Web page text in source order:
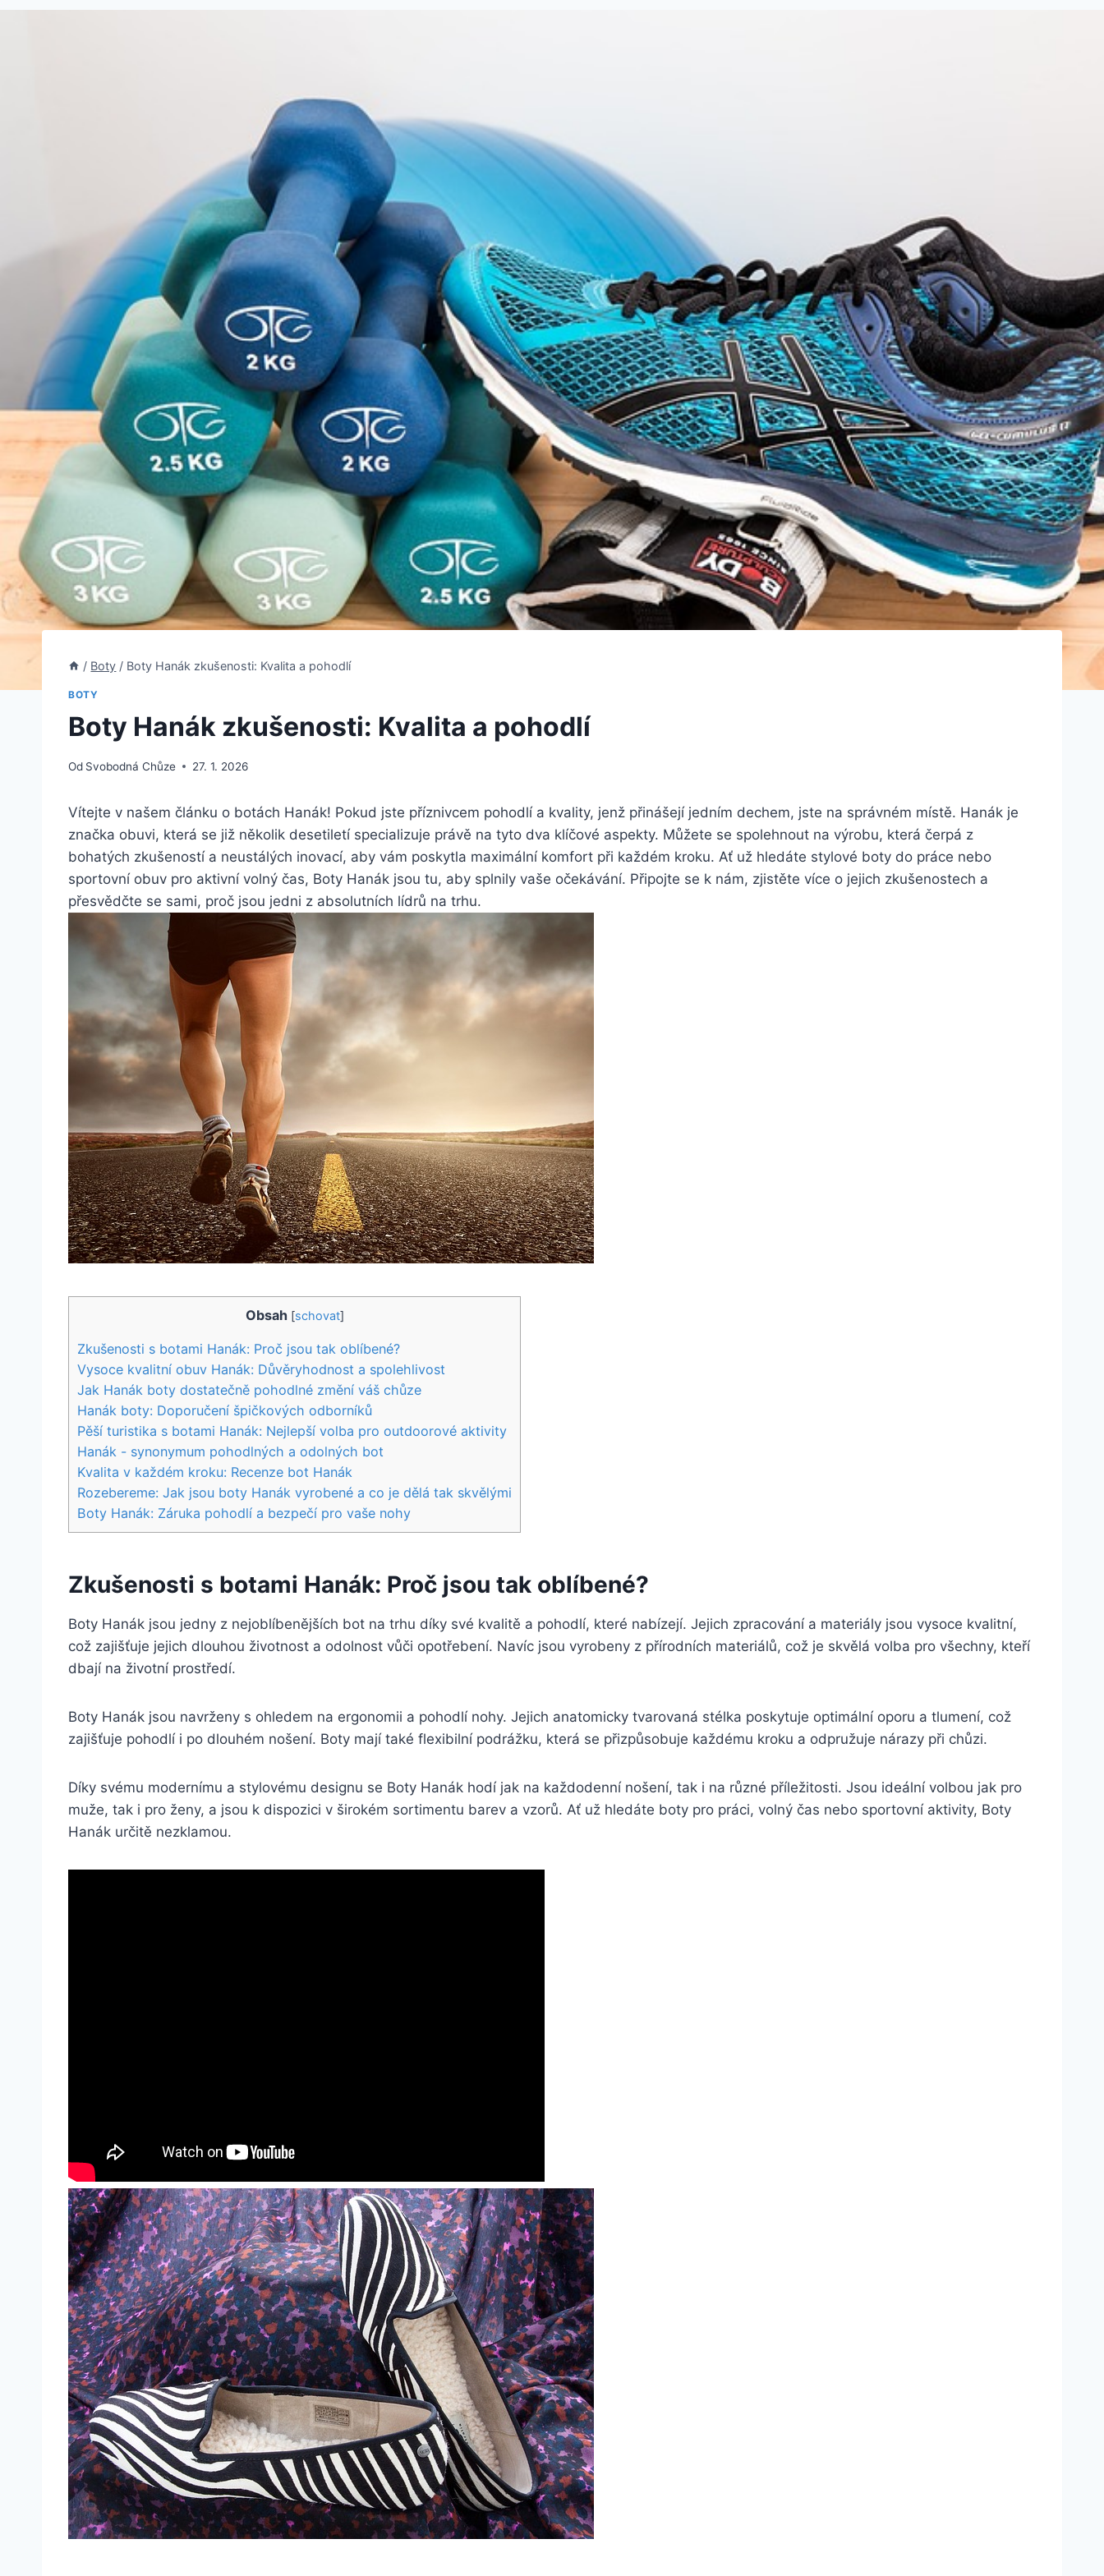
/ Boty / Boty Hanák zkušenosti: Kvalita a pohodlí
BOTY
Boty Hanák zkušenosti: Kvalita a pohodlí
Od Svobodná Chůze 27. 1. 2026
Vítejte v našem článku o⁤ botách Hanák! Pokud jste příznivcem pohodlí a ​kvality, jenž přinášejí jedním dechem,‍ jste na správném ⁢místě. Hanák je
značka obuvi, která se​ již ⁢několik desetiletí⁣ specializuje ⁢právě na tyto​ dva klíčové⁢ aspekty. ‌Můžete se ⁣spolehnout​ na výrobu,⁤ která čerpá z
bohatých zkušeností a ⁢neustálých inovací, ‍aby vám poskytla maximální komfort při každém⁢ kroku. ⁢Ať už hledáte stylové boty ⁤do ⁤práce nebo
sportovní obuv ‍pro⁣ aktivní volný čas, Boty Hanák‌ jsou tu, aby ⁤splnily vaše očekávání.⁤ Připojte se ⁢k nám, zjistěte ⁢více o⁣ jejich zkušenostech⁤ a
přesvědčte se sami, proč ‌jsou jedni z absolutních lídrů na trhu.
Obsah [schovat]
Zkušenosti‍ s ‍botami Hanák:​ Proč jsou tak oblíbené?
Vysoce kvalitní⁤ obuv Hanák:⁢ Důvěryhodnost‌ a spolehlivost
Jak Hanák boty ⁢dostatečně pohodlné‍ změní ‍váš chůze
Hanák​ boty:⁣ Doporučení⁣ špičkových odborníků
Pěší turistika s botami Hanák: ⁣Nejlepší ‍volba pro ⁢outdoorové aktivity
Hanák -⁣ synonymum pohodlných a ‌odolných bot
Kvalita v každém kroku: Recenze bot ⁣Hanák
Rozebereme:‍ Jak jsou boty⁤ Hanák vyrobené a co ‌je dělá​ tak skvělými
Boty ‌Hanák: Záruka pohodlí⁢ a⁢ bezpečí pro vaše nohy
Zkušenosti‍ s ‍botami Hanák:​ Proč jsou tak oblíbené?
Boty Hanák ⁤jsou jedny z‍ nejoblíbenějších bot na ⁢trhu díky ⁢své kvalitě a pohodlí,‌ které​ nabízejí. Jejich zpracování⁣ a⁤ materiály⁤ jsou ⁢vysoce kvalitní, ​
což zajišťuje jejich dlouhou životnost a⁣ odolnost vůči opotřebení. ⁤Navíc⁣ jsou vyrobeny z přírodních⁢ materiálů, což je skvělá volba pro všechny, kteří
dbají na životní⁣ prostředí.
Boty⁤ Hanák ‍jsou navrženy s ohledem na ergonomii ‌a pohodlí nohy. ​Jejich anatomicky tvarovaná stélka poskytuje optimální oporu a ⁣tlumení, což
zajišťuje⁤ pohodlí⁣ i po⁣ dlouhém​ nošení. Boty mají ⁣také flexibilní​ podrážku, ⁤která se ‌přizpůsobuje ⁤každému kroku a odpružuje nárazy při chůzi.
Díky svému ⁢modernímu a stylovému‌ designu se Boty Hanák ‌hodí jak ⁢na​ každodenní nošení, tak i na⁢ různé příležitosti.​ Jsou⁢ ideální⁣ volbou jak pro
muže, tak i pro ženy, a‌ jsou k dispozici v širokém sortimentu barev a‌ vzorů. Ať už hledáte⁢ boty pro‍ práci, volný čas ⁤nebo sportovní aktivity, ⁣Boty
Hanák ⁢určitě nezklamou.